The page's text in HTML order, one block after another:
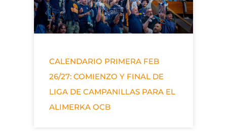
CALENDARIO PRIMERA FEB
26/27: COMIENZO Y FINAL DE
LIGA DE CAMPANILLAS PARA EL
ALIMERKA OCB